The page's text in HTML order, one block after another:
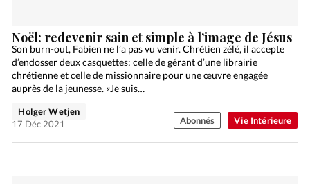
Vie Intérieure
Noël: redevenir sain et simple à l’image de Jésus
Son burn-out, Fabien ne l’a pas vu venir. Chrétien zélé, il accepte
d’endosser deux casquettes: celle de gérant d’une librairie
chrétienne et celle de missionnaire pour une œuvre engagée
auprès de la jeunesse. «Je suis…
Holger Wetjen
17 Déc 2021
Abonnés